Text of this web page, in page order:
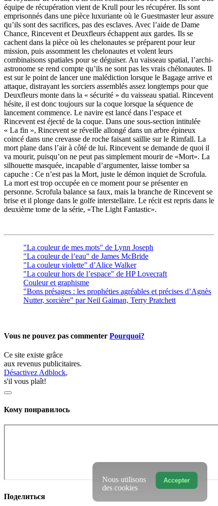
équipe de récupération vient de Krull pour les récupérer. Ils sont
emprisonnés dans une pièce luxuriante où le Guestmaster leur assure
qu’ils sont des sacrifices, pas des esclaves. Avec l’aide de Dame
Chance, Rincevent et Deuxfleurs échappent aux gardes. Ils se
cachent dans la pièce où les chelonautes se préparent pour leur
mission, puis assomment les chelonautes et volent leurs
combinaisons spatiales pour se déguiser. Au vaisseau spatial, l’archi-
astronome se rend compte qu’ils ne sont pas les vrais chélonautes. Il
est sur le point de lancer une malédiction lorsque le Bagage arrive et
attaque, distrayant les sorciers assemblés assez longtemps pour que
Deuxfleurs monte dans la « sécurité » du vaisseau spatial. Rincevent
hésite, il est donc toujours sur la coque lorsque la séquence de
lancement commence. Le navire est lancé dans l’espace et
Rincevent est éjecté de la coque. Dans une sous-section intitulée
« La fin », Rincevent se réveille allongé dans un arbre épineux
coincé dans une crevasse de roche faisant saillie sur le Rimfall. La
mort plane dans l’air à côté de lui. Rincevent se demande de quoi il
va mourir, puisqu’on ne peut pas simplement mourir de «Mort». La
silhouette masquée, incapable d’argumenter, laisse tomber sa
capuche : Ce n’est pas la Mort, juste le démon inquiet de Scrofula.
La mort est trop occupée en ce moment pour se présenter en
personne. Scrofula balance sa faux, mais la branche de Rincevent se
brise et il plonge dans le golfe interstellaire. Le récit est repris dans le
deuxième tome de la série, «The Light Fantastic».
"La couleur de mes mots" de Lynn Joseph
"La couleur de l’eau" de James McBride
"La couleur violette" d’Alice Walker
"La couleur hors de l’espace" de HP Lovecraft
Couleur et graphisme
"Bons présages : les prophéties agréables et précises d’Agnès
Nutter, sorcière" par Neil Gaiman, Terry Pratchett
Vous ne pouvez pas commenter Pourquoi?
Ce site existe grâce
aux revenus publicitaires.
Désactivez Adblock,
s'il vous plaît!
Кому понравилось
Поделиться
Accepter
Nous utilisons
des cookies